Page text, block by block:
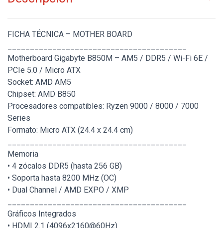
FICHA TÉCNICA – MOTHER BOARD
Motherboard Gigabyte B850M – AM5 / DDR5 / Wi-Fi 6E /
PCIe 5.0 / Micro ATX
Socket: AMD AM5
Chipset: AMD B850
Procesadores compatibles: Ryzen 9000 / 8000 / 7000
Series
Formato: Micro ATX (24.4 x 24.4 cm)
Memoria
• 4 zócalos DDR5 (hasta 256 GB)
• Soporta hasta 8200 MHz (OC)
• Dual Channel / AMD EXPO / XMP
Gráficos Integrados
• HDMI 2.1 (4096x2160@60Hz)